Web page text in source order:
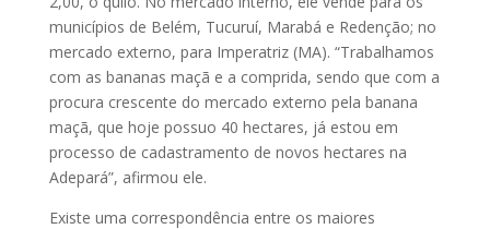
municípios de Belém, Tucuruí, Marabá e Redenção; no
mercado externo, para Imperatriz (MA). “Trabalhamos
com as bananas maçã e a comprida, sendo que com a
procura crescente do mercado externo pela banana
maçã, que hoje possuo 40 hectares, já estou em
processo de cadastramento de novos hectares na
Adepará”, afirmou ele.
Existe uma correspondência entre os maiores